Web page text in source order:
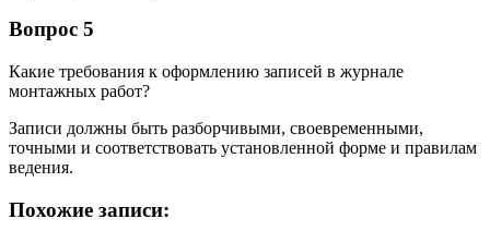
Вопрос 5
Какие требования к оформлению записей в журнале
монтажных работ?
Записи должны быть разборчивыми, своевременными,
точными и соответствовать установленной форме и правилам
ведения.
Похожие записи: